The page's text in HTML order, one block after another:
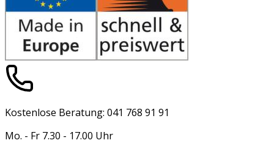
Kostenlose Beratung: 041 768 91 91
Mo. - Fr 7.30 - 17.00 Uhr